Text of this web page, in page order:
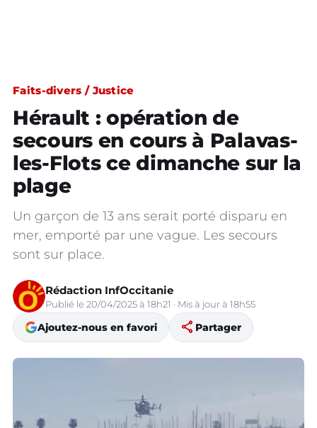
Faits-divers / Justice
Hérault : opération de
secours en cours à Palavas-
les-Flots ce dimanche sur la
plage
Un garçon de 13 ans serait porté disparu en
mer, emporté par une vague. Les secours
sont sur place.
Rédaction InfOccitanie
Publié le 20/04/2025 à 18h21 · Mis à jour à 18h55
Ajoutez-nous en favori share Partager